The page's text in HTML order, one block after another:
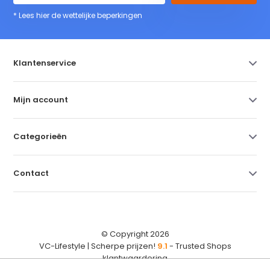
* Lees hier de wettelijke beperkingen
Klantenservice
Mijn account
Categorieën
Contact
© Copyright 2026
VC-Lifestyle | Scherpe prijzen! 9.1 - Trusted Shops